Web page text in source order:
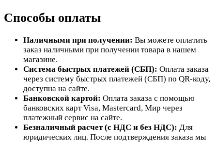
Способы оплаты
Наличными при получении: Вы можете оплатить
заказ наличными при получении товара в нашем
магазине.
Система быстрых платежей (СБП): Оплата заказа
через систему быстрых платежей (СБП) по QR-коду,
доступна на сайте.
Банковской картой: Оплата заказа с помощью
банковских карт Visa, Mastercard, Мир через
платежный сервис на сайте.
Безналичный расчет (с НДС и без НДС): Для
юридических лиц. После подтверждения заказа мы